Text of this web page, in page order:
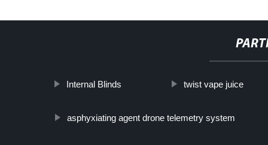
Internal Blinds twist vape juice
asphyxiating agent drone telemetry system